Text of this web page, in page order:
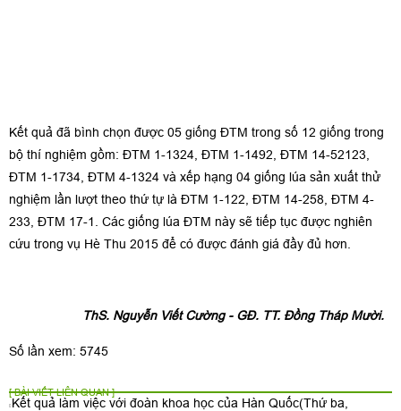
Kết quả đã bình chọn được 05 giống ĐTM trong số 12 giống trong
bộ thí nghiệm gồm: ĐTM 1-1324, ĐTM 1-1492, ĐTM 14-52123,
ĐTM 1-1734, ĐTM 4-1324 và xếp hạng 04 giống lúa sản xuất thử
nghiệm lần lượt theo thứ tự là ĐTM 1-122, ĐTM 14-258, ĐTM 4-
233, ĐTM 17-1. Các giống lúa ĐTM này sẽ tiếp tục được nghiên
cứu trong vụ Hè Thu 2015 để có được đánh giá đầy đủ hơn.
ThS. Nguyễn Viết Cường - GĐ. TT. Đồng Tháp Mười.
Số lần xem: 5745
[ BÀI VIẾT LIÊN QUAN ]
Kết quả làm việc với đoàn khoa học của Hàn Quốc(Thứ ba,